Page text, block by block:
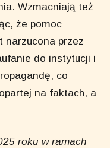
Wzmacniają też
że pomoc
narzucona przez
do instytucji i
co
na faktach, a
roku w ramach